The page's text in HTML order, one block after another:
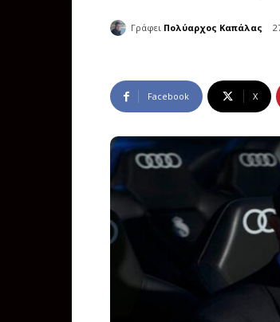
Γράφει Πολύαρχος Καπάλας
Facebook X